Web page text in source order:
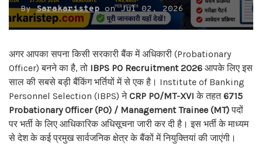
BySarakaristeponJul 02, 2026
अगर आपका सपना किसी सरकारी बैंक में अधिकारी (Probationary
Officer) बनने का है, तो IBPS PO Recruitment 2026 आपके लिए इस
साल की सबसे बड़ी बैंकिंग भर्तियों में से एक है। Institute of Banking
Personnel Selection (IBPS) नेCRP PO/MT-XVI के तहत6715
Probationary Officer (PO) / Management Trainee (MT)पदों
पर भर्ती के लिए आधिकारिक अधिसूचना जारी कर दी है। इस भर्ती के माध्यम
से देश के कई प्रमुख सार्वजनिक क्षेत्र के बैंकों में नियुक्तियां की जाएंगी।